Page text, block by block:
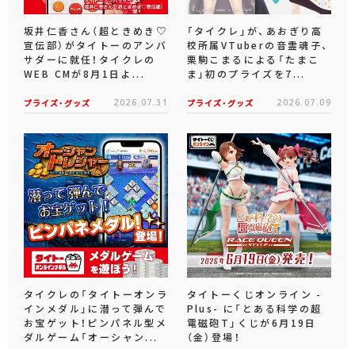
坂井仁香さん（超ときめき♡
宣伝部）がタイトーのアンバ
サダーに就任！タイクレの
WEB CMが8月1日よ...
プライズ・グッズ 2026.07.31
「タイクレ」が、あおぎり高
校所属VTuberの音霊魂子、
栗駒こまるによる「たまこ
ま」初のプライズを7...
プライズ・グッズ 2026.07.09
タイクレの「タイトーオンラ
インメダル」に潜って弾んで
お宝ゲット！ピンパネル型メ
ダルゲーム「オーシャン...
タイトーくじオンライン -
Plus- に「とある科学の超
電磁砲T」くじが6月19日
（金）登場！